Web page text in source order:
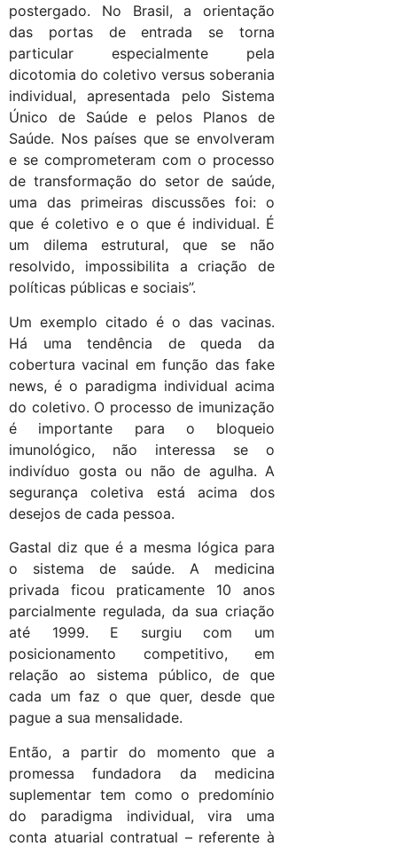
postergado. No Brasil, a orientação
das portas de entrada se torna
particular especialmente pela
dicotomia do coletivo versus soberania
individual, apresentada pelo Sistema
Único de Saúde e pelos Planos de
Saúde. Nos países que se envolveram
e se comprometeram com o processo
de transformação do setor de saúde,
uma das primeiras discussões foi: o
que é coletivo e o que é individual. É
um dilema estrutural, que se não
resolvido, impossibilita a criação de
políticas públicas e sociais”.
Um exemplo citado é o das vacinas.
Há uma tendência de queda da
cobertura vacinal em função das fake
news, é o paradigma individual acima
do coletivo. O processo de imunização
é importante para o bloqueio
imunológico, não interessa se o
indivíduo gosta ou não de agulha. A
segurança coletiva está acima dos
desejos de cada pessoa.
Gastal diz que é a mesma lógica para
o sistema de saúde. A medicina
privada ficou praticamente 10 anos
parcialmente regulada, da sua criação
até 1999. E surgiu com um
posicionamento competitivo, em
relação ao sistema público, de que
cada um faz o que quer, desde que
pague a sua mensalidade.
Então, a partir do momento que a
promessa fundadora da medicina
suplementar tem como o predomínio
do paradigma individual, vira uma
conta atuarial contratual – referente à